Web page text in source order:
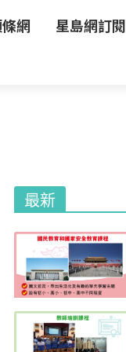
網 星島網訂閱
最新